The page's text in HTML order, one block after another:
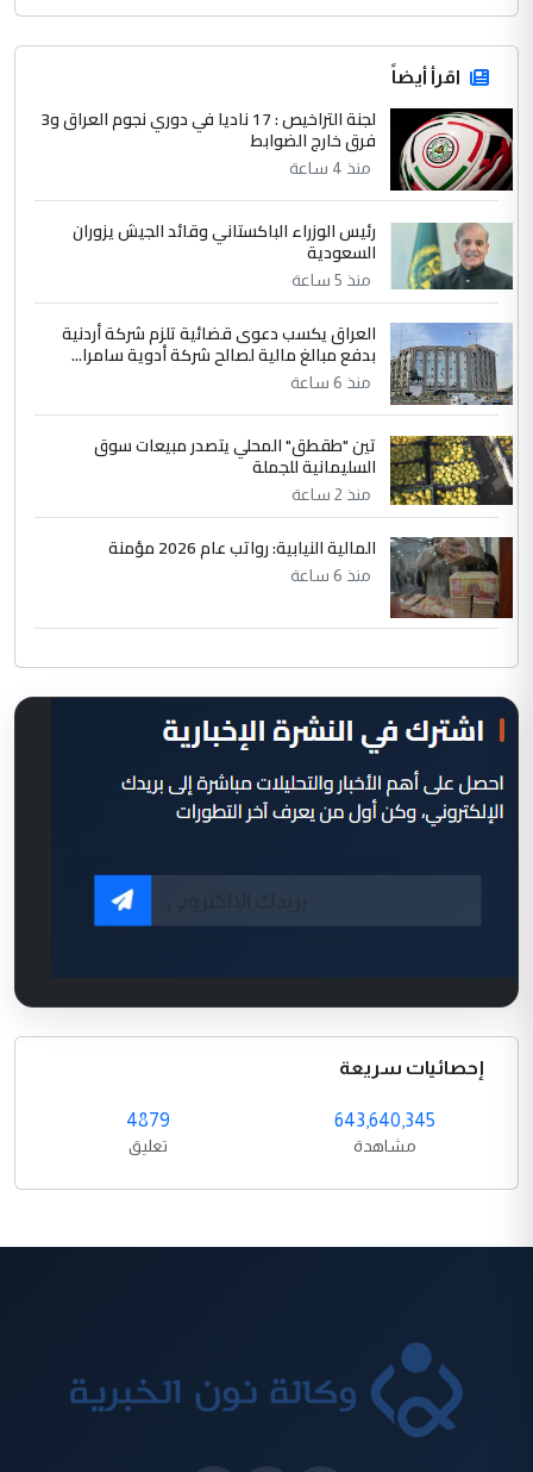
اقرأ أيضاً
لجنة التراخيص : 17 ناديا في دوري نجوم العراق و3
فرق خارج الضوابط
منذ 4 ساعة
رئيس الوزراء الباكستاني وقائد الجيش يزوران
السعودية
منذ 5 ساعة
العراق يكسب دعوى قضائية تلزم شركة أردنية
بدفع مبالغ مالية لصالح شركة أدوية سامرا...
منذ 6 ساعة
تين "طقطق" المحلي يتصدر مبيعات سوق
السليمانية للجملة
منذ 2 ساعة
المالية النيابية: رواتب عام 2026 مؤمنة
منذ 6 ساعة
إحصائيات سريعة
643,640,345
مشاهدة
4879
تعليق